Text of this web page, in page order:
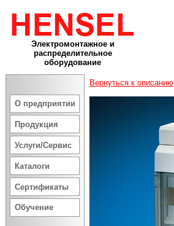
Электромонтажное и
распределительное
оборудование
О предприятии
Продукция
Услуги/Сервис
Каталоги
Сертификаты
Обучение
Вернуться к описанию